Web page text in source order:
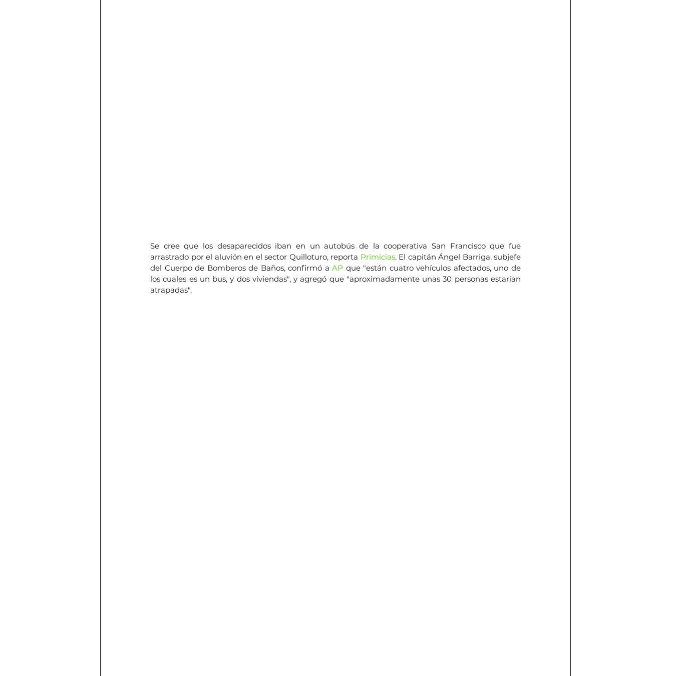
Se cree que los desaparecidos iban en un autobús de la cooperativa San Francisco que fue
arrastrado por el aluvión en el sector Quilloturo, reporta Primicias. El capitán Ángel Barriga, subjefe
del Cuerpo de Bomberos de Baños, confirmó a AP que "están cuatro vehículos afectados, uno de
los cuales es un bus, y dos viviendas", y agregó que "aproximadamente unas 30 personas estarían
atrapadas".